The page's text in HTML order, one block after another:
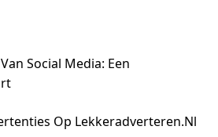
Social Media: Een
Op Lekkeradverteren.nl